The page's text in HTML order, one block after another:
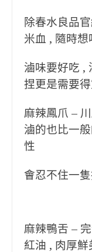
除春水良品
米血 , 隨時想
滷味要好吃 ,
捏更是需要得
麻辣鳳爪 –
滷的也比一
性
會忍不住一
麻辣鴨舌 –
紅油 , 肉厚